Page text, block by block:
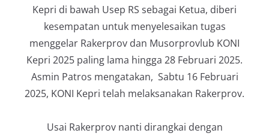
Kepri di bawah Usep RS sebagai Ketua, diberi
kesempatan untuk menyelesaikan tugas
menggelar Rakerprov dan Musorprovlub KONI
Kepri 2025 paling lama hingga 28 Februari 2025.
Asmin Patros mengatakan, Sabtu 16 Februari
2025, KONI Kepri telah melaksanakan Rakerprov.
Usai Rakerprov nanti dirangkai dengan